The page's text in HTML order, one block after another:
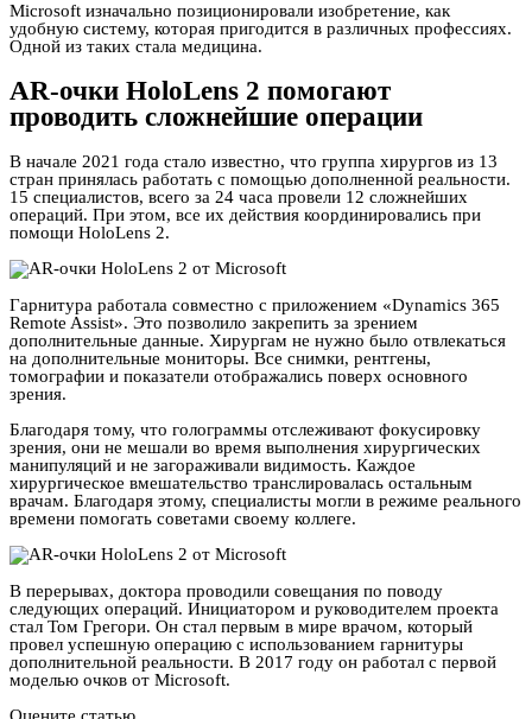
Microsoft изначально позиционировали изобретение, как
удобную систему, которая пригодится в различных профессиях.
Одной из таких стала медицина.
AR-очки HoloLens 2 помогают
проводить сложнейшие операции
В начале 2021 года стало известно, что группа хирургов из 13
стран принялась работать с помощью дополненной реальности.
15 специалистов, всего за 24 часа провели 12 сложнейших
операций. При этом, все их действия координировались при
помощи HoloLens 2.
Гарнитура работала совместно с приложением «Dynamics 365
Remote Assist». Это позволило закрепить за зрением
дополнительные данные. Хирургам не нужно было отвлекаться
на дополнительные мониторы. Все снимки, рентгены,
томографии и показатели отображались поверх основного
зрения.
Благодаря тому, что голограммы отслеживают фокусировку
зрения, они не мешали во время выполнения хирургических
манипуляций и не загораживали видимость. Каждое
хирургическое вмешательство транслировалась остальным
врачам. Благодаря этому, специалисты могли в режиме реального
времени помогать советами своему коллеге.
В перерывах, доктора проводили совещания по поводу
следующих операций. Инициатором и руководителем проекта
стал Том Грегори. Он стал первым в мире врачом, который
провел успешную операцию с использованием гарнитуры
дополнительной реальности. В 2017 году он работал с первой
моделью очков от Microsoft.
Оцените статью